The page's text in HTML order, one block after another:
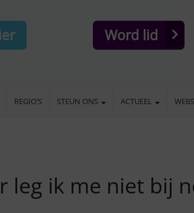
Word lid
REGIO’S STEUN ONS ACTUEEL
leg ik me niet bij